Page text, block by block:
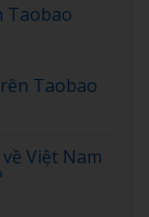
Taobao
Taobao
Việt Nam